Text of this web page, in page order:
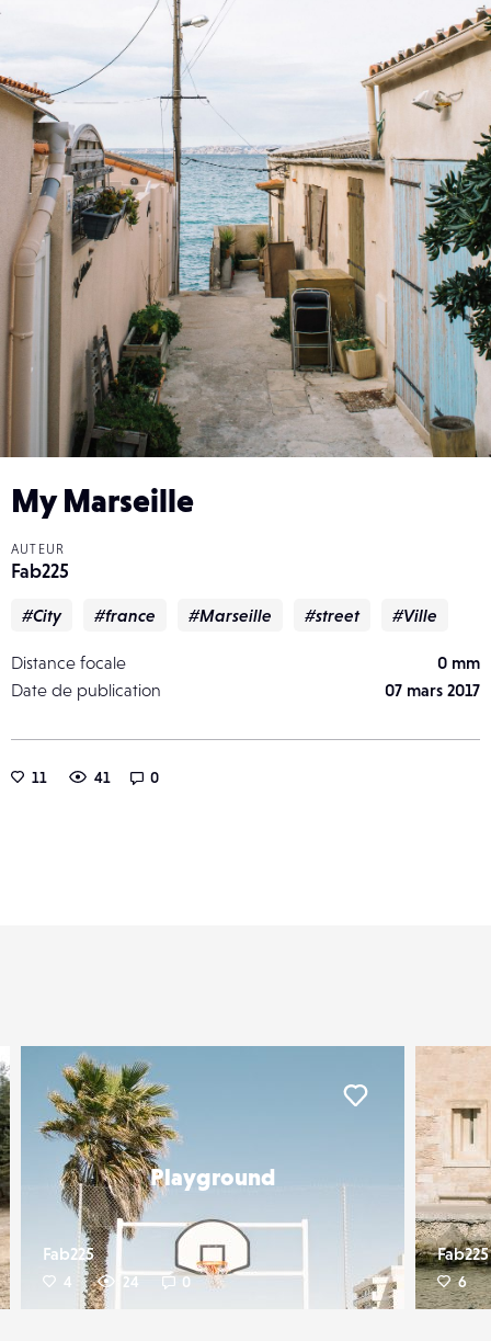
My Marseille
AUTEUR
Fab225
#City #france #Marseille #street #Ville
Distance focale
0 mm
Date de publication
07 mars 2017
11 41 0
Liker
Playground
Fab225
4 24 0
Liker
Fab225
6